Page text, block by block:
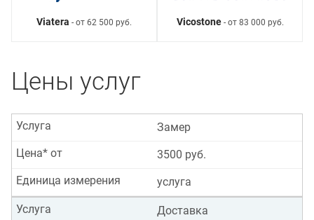
Viatera - от 62 500 руб. Vicostone- от 83 000 руб.
Цены услуг
Замер
Услуга
3500 руб.
Цена* от
услуга
Единица измерения
Доставка
Услуга